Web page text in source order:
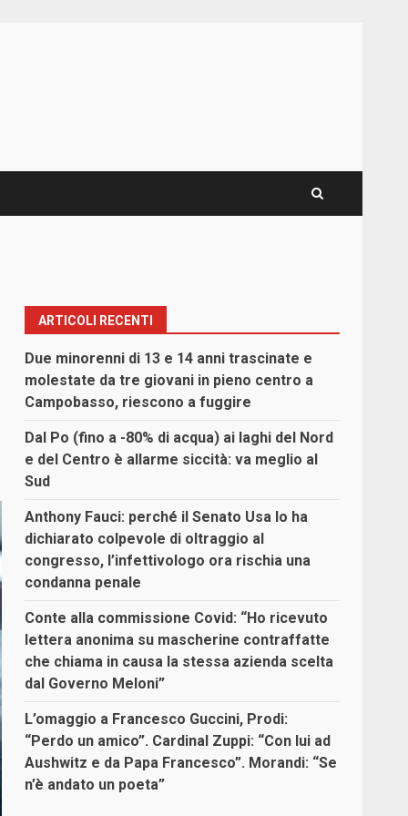
ARTICOLI RECENTI
Due minorenni di 13 e 14 anni trascinate e
molestate da tre giovani in pieno centro a
Campobasso, riescono a fuggire
Dal Po (fino a -80% di acqua) ai laghi del Nord
e del Centro è allarme siccità: va meglio al
Sud
Anthony Fauci: perché il Senato Usa lo ha
dichiarato colpevole di oltraggio al
congresso, l’infettivologo ora rischia una
condanna penale
Conte alla commissione Covid: “Ho ricevuto
lettera anonima su mascherine contraffatte
che chiama in causa la stessa azienda scelta
dal Governo Meloni”
L’omaggio a Francesco Guccini, Prodi:
“Perdo un amico”. Cardinal Zuppi: “Con lui ad
Aushwitz e da Papa Francesco”. Morandi: “Se
n’è andato un poeta”